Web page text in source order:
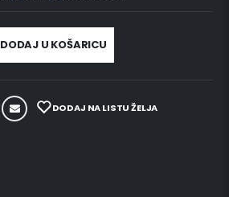
DODAJ U KOŠARICU
DODAJ NA LISTU ŽELJA